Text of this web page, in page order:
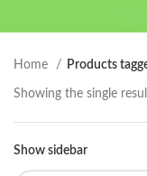
Home Products
Showing the single
Show sidebar